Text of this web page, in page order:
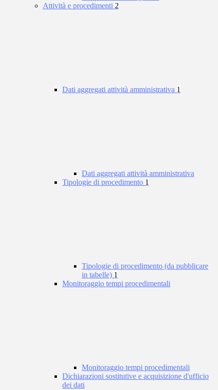
Attività e procedimenti 2
Dati aggregati attività amministrativa 1
Dati aggregati attività amministrativa
Tipologie di procedimento 1
Tipologie di procedimento (da pubblicare
in tabelle) 1
Monitoraggio tempi procedimentali
Monitoraggio tempi procedimentali
Dichiarazioni sostitutive e acquisizione d'ufficio
dei dati